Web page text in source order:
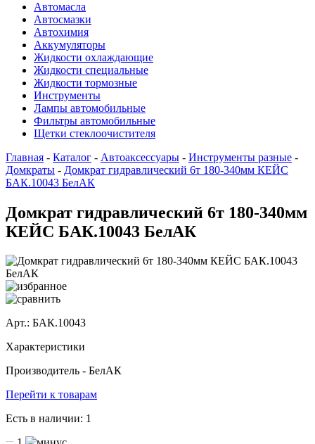
Автомасла
Автосмазки
Автохимия
Аккумуляторы
Жидкости охлаждающие
Жидкости специальные
Жидкости тормозные
Инструменты
Лампы автомобильные
Фильтры автомобильные
Щетки стеклоочистителя
Главная - Каталог - Автоаксессуары - Инструменты разные -
Домкраты - Домкрат гидравлический 6т 180-340мм КЕЙС
БАК.10043 БелАК
Домкрат гидравлический 6т 180-340мм
КЕЙС БАК.10043 БелАК
Арт.: БАК.10043
Характеристики
Производитель - БелАК
Перейти к товарам
Есть в наличии: 1